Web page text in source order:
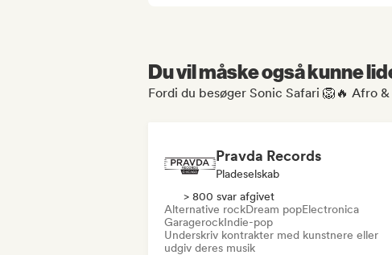
Du vil måske også kunne
Fordi du besøger Sonic Safari 🦁🔥 Afro
Pravda Records
Pladeselskab
> 800 svar afgivet
Alternative rockDream popElectronica
GaragerockIndie-pop
Underskriv kontrakter med kunstnere eller
udgiv deres musik